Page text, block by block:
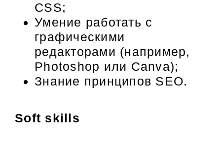
CSS;
Умение работать с
графическими
редакторами (например,
Photoshop или Canva);
Знание принципов SEO.
Soft skills